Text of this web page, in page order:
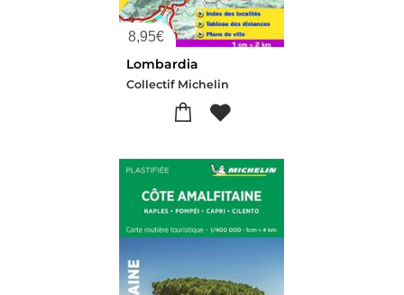
8,95€
Lombardia
Collectif Michelin